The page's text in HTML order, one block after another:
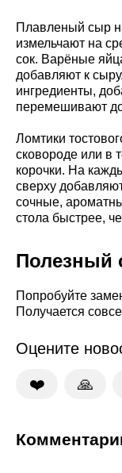
Плавленый сыр
измельчают на
сок. Варёные
добавляют к
ингредиенты,
перемешивают
Ломтики
сковороде или в
корочки. На
сверху
сочные,
стола быстрее,
Полезный
Попробуйте
Получается
Оцените
❤️ 🙏